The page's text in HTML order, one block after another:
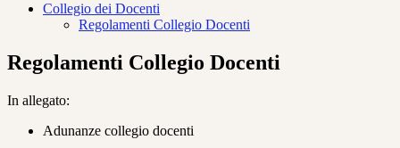
Collegio dei Docenti
Regolamenti Collegio Docenti
Regolamenti Collegio Docenti
In allegato:
Adunanze collegio docenti